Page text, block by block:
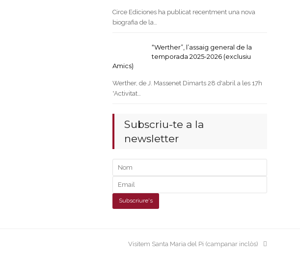
Circe Ediciones ha publicat recentment una nova
biografia de la…
“Werther”, l’assaig general de la
temporada 2025-2026 (exclusiu
Amics)
Werther, de J. Massenet Dimarts 28 d'abril a les 17h
*Activitat…
Subscriu-te a la
newsletter
next
Visitem Santa Maria del Pi (campanar inclòs)